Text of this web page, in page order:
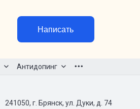
Написать
Антидопинг
241050, г. Брянск, ул. Дуки, д. 74